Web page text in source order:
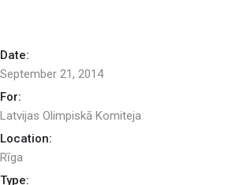
Date:
September 21, 2014
For:
Latvijas Olimpiskā Komiteja
Location:
Rīga
Type: